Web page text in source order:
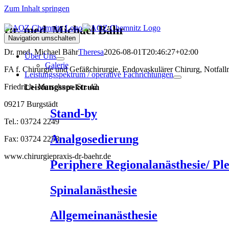
Zum Inhalt springen
Navigation umschalten
Über Uns
Galerie
Leistungsspektrum / operative Fachrichtungen
Leistungsspektrum
Stand-by
Analgosedierung
Periphere Regionalanästhesie/
Spinalanästhesie
Allgemeinanästhesie
Dr. med. Michael Bähr
Dr. med. Michael BährTheresa2026-08-01T20:46:27+02:00
FA f. Chirurgie und Gefäßchirurgie, Endovaskulärer Chirurg,
Friedrich- Marschner- Str. 42
09217 Burgstädt
Tel.: 03724 2249
Fax: 03724 2258
www.chirurgiepraxis-dr-baehr.de